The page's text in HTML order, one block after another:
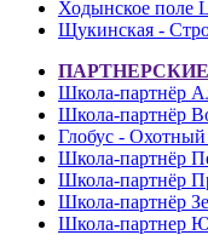
Ходынское поле
Щукинская -
Школа-партнёр
Школа-партнёр
Глобус - Охотный
Школа-партнёр
Школа-партнёр
Школа-партнёр
Школа-партнер